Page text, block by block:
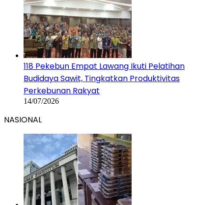
118 Pekebun Empat Lawang Ikuti Pelatihan
Budidaya Sawit, Tingkatkan Produktivitas
Perkebunan Rakyat
14/07/2026
NASIONAL